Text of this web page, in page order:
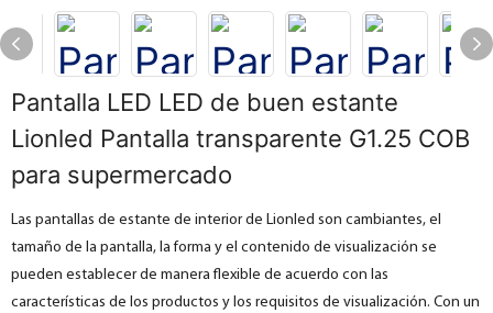
Pantalla LED LED de buen estante
Lionled Pantalla transparente G1.25 COB
para supermercado
Las pantallas de estante de interior de Lionled son cambiantes, el
tamaño de la pantalla, la forma y el contenido de visualización se
pueden establecer de manera flexible de acuerdo con las
características de los productos y los requisitos de visualización. Con un